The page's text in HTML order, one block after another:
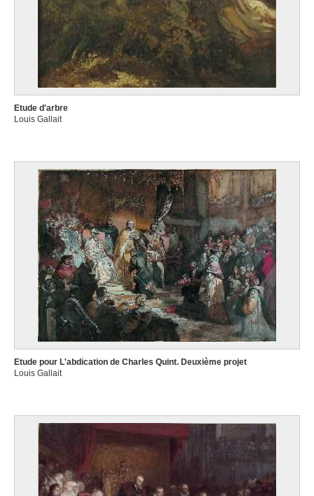
Etude d'arbre
Louis Gallait
Etude pour L'abdication de Charles Quint. Deuxième projet
Louis Gallait